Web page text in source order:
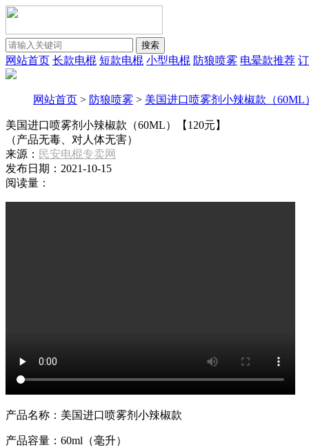
搜索
网站首页 长款电棍 短款电棍 小型电棍 防狼喷雾 电晕款推荐
网站首页 > 防狼喷雾 > 美国进口喷雾剂小辣椒款（60ML
美国进口喷雾剂小辣椒款（60ML）【120元】
（产品无毒、对人体无害）
来源： 民安电棍专卖网
发布日期：2021-10-15
阅读量：
产品名称：美国进口喷雾剂小辣椒款
产品容量：60ml（毫升）